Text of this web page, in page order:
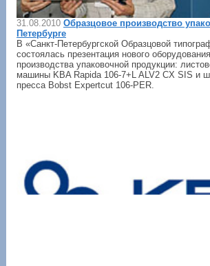
31.08.2010 Образцовое производство
Петербурге
В «Санкт-Петербургской Образцовой
состоялась презентация нового
производства упаковочной продукции:
машины KBA Rapida 106-7+L ALV2 CX SIS и
пресса Bobst Expertcut 106-PER.